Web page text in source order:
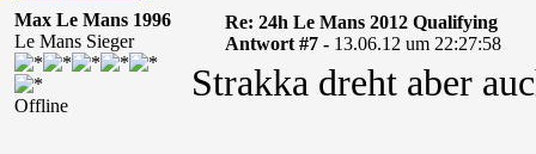
Max Le Mans 1996
Le Mans Sieger
Offline
Re: 24h Le Mans 2012 Qualifying
Antwort #7 - 13.06.12 um 22:27:58
Strakka dreht aber